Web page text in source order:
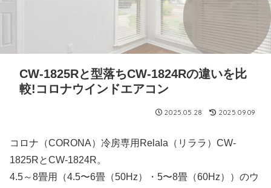
CW-1825Rと型落ちCW-1824Rの違いを比
較!コロナウインドエアコン
2025.05.28 2025.09.09
コロナ（CORONA）冷房専用Relala（リララ）CW-
1825RとCW-1824R。
4.5～8畳用（4.5〜6畳（50Hz）・5〜8畳（60Hz））のウ